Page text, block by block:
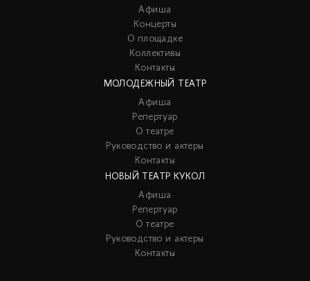
Афиша
Концерты
О площадке
Коллективы
Контакты
МОЛОДЕЖНЫЙ ТЕАТР
Афиша
Репертуар
О театре
Руководство и актеры
Контакты
НОВЫЙ ТЕАТР КУКОЛ
Афиша
Репертуар
О театре
Руководство и актеры
Контакты